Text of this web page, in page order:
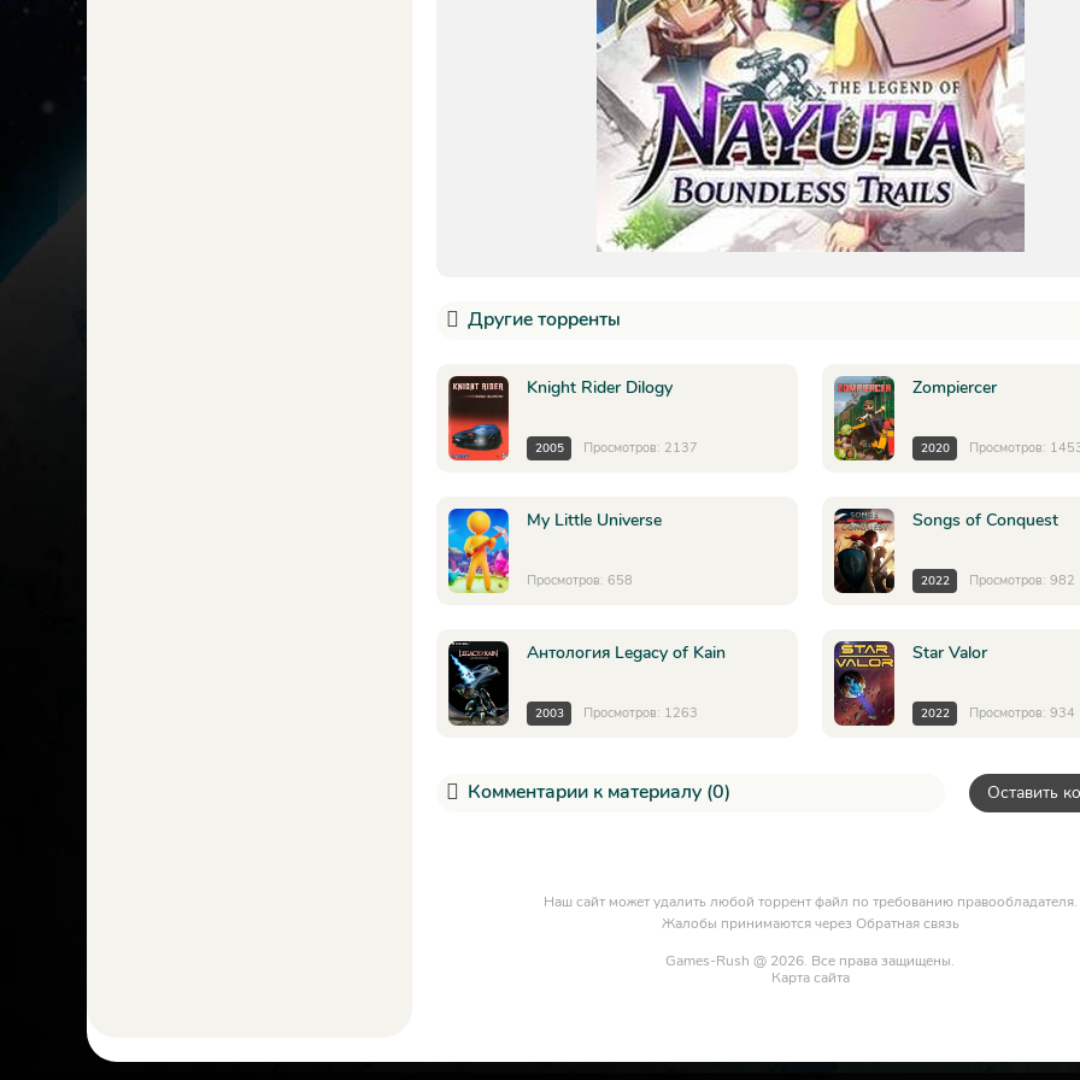
Другие торренты
Knight Rider Dilogy
2005 Просмотров: 2137
Zompiercer
2020 Просмотров:
My Little Universe
Просмотров: 658
Songs of Conquest
2022 Просмотров: 982
Антология Legacy of Kain
2003 Просмотров: 1263
Star Valor
2022 Просмотров: 934
Комментарии к материалу (0) Оставить
Наш сайт может удалить любой торрент файл по требованию правообладателя.
Жалобы принимаются через Обратная связь
Games-Rush @ 2026. Все права защищены.
Карта сайта